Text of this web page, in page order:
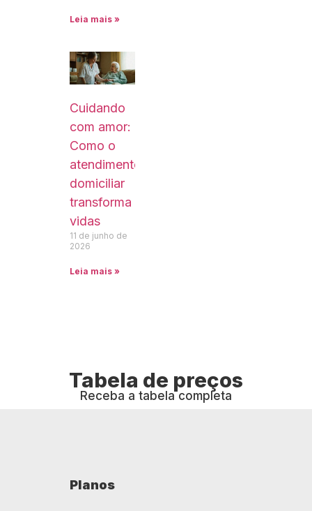
Leia mais »
Cuidando
com amor:
Como o
atendimento
domiciliar
transforma
vidas
11 de junho de
2026
Leia mais »
Tabela de preços
Receba a tabela completa
Planos